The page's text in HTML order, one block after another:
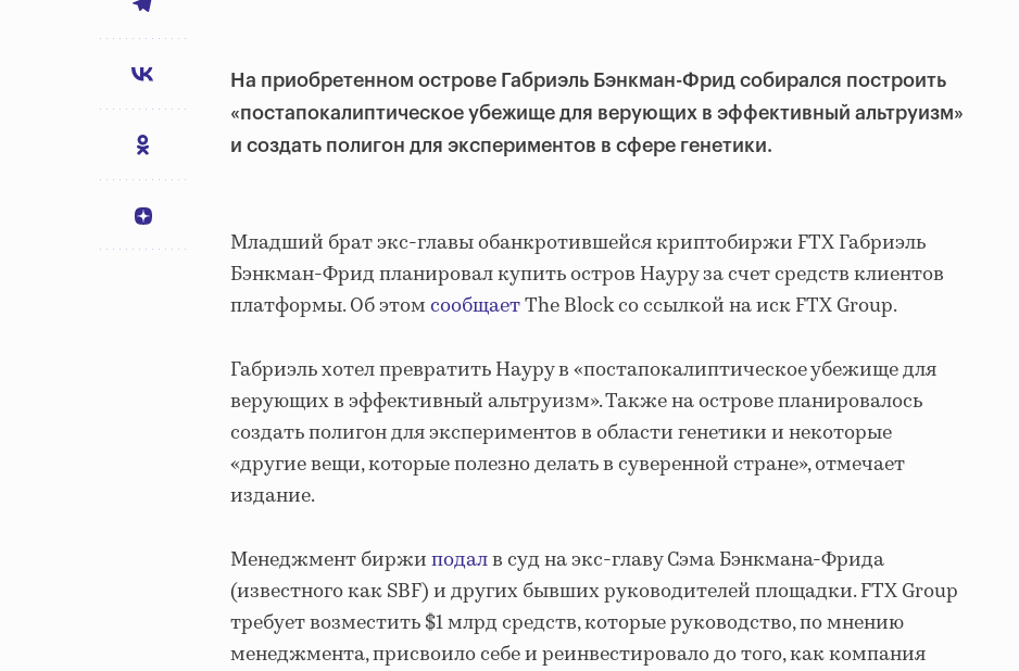
На приобретенном острове Габриэль Бэнкман-Фрид собирался построить
«постапокалиптическое убежище для верующих в эффективный альтруизм»
и создать полигон для экспериментов в сфере генетики.
Младший брат экс-главы обанкротившейся криптобиржи FTX Габриэль
Бэнкман-Фрид планировал купить остров Науру за счет средств клиентов
платформы. Об этомсообщаетThe Block со ссылкой на иск FTX Group.
Габриэль хотел превратить Науру в «постапокалиптическое убежище для
верующих в эффективный альтруизм». Также на острове планировалось
создать полигон для экспериментов в области генетики и некоторые
«другие вещи, которые полезно делать в суверенной стране», отмечает
издание.
Менеджмент биржиподалв суд на экс-главу Сэма Бэнкмана-Фрида
(известного как SBF) и других бывших руководителей площадки. FTX Group
требует возместить $1 млрд средств, которые руководство, по мнению
менеджмента, присвоило себе и реинвестировало до того, как компания